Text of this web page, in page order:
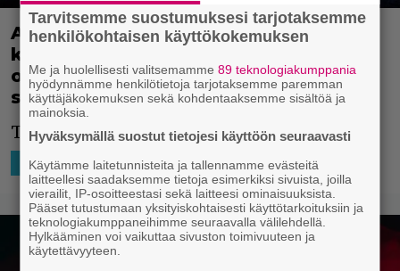
A24:n pelileffan kuvaukset
käynnistyvät pian – Alex Garlandin
ohjaama leffa perustuu
supersuosittuun roolipeliin
Tästä on tulossa todellinen spektaakkeli.
HOLLYWOOD 4.4.2026 22:02 Niko Ikonen
Tarvitsemme suostumuksesi tarjotaksemme
henkilökohtaisen käyttökokemuksen
Me ja huolellisesti valitsemamme89 teknologiakumppania
hyödynnämme henkilötietoja tarjotaksemme paremman
käyttäjäkokemuksen sekä kohdentaaksemme sisältöä ja
mainoksia.
Hyväksymällä suostut tietojesi käyttöön seuraavasti
Käytämme laitetunnisteita ja tallennamme evästeitä
laitteellesi saadaksemme tietoja esimerkiksi sivuista, joilla
vierailit, IP-osoitteestasi sekä laitteesi ominaisuuksista.
Pääset tutustumaan yksityiskohtaisesti käyttötarkoituksiin ja
teknologiakumppaneihimme seuraavalla välilehdellä.
Hylkääminen voi vaikuttaa sivuston toimivuuteen ja
käytettävyyteen.